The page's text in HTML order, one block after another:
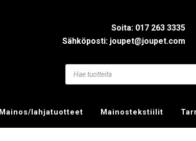
Soita: 017 263 3335
Sähköposti: joupet@joupet.com
Mainos/lahjatuotteet Mainostekstiilit